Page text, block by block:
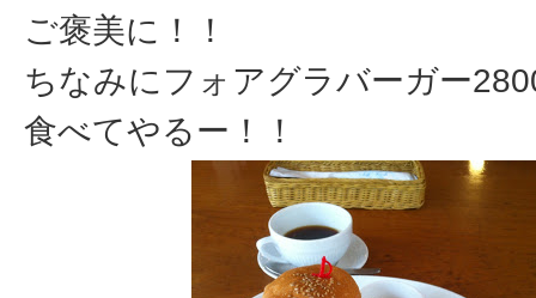
ご褒美に！！
ちなみにフォアグラバーガー
食べてやるー！！